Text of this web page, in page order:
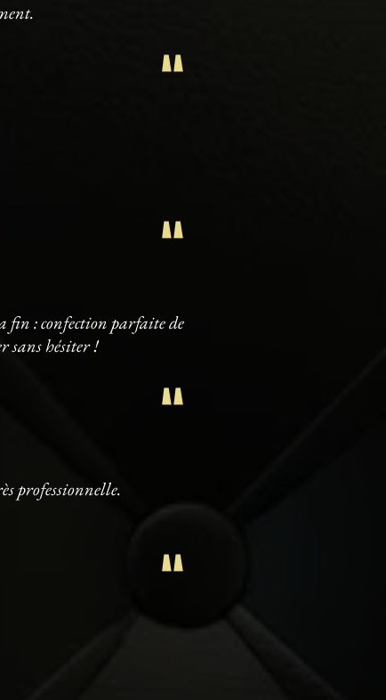
"
"
fin : confection parfaite de
sans hésiter !
"
professionnelle.
"